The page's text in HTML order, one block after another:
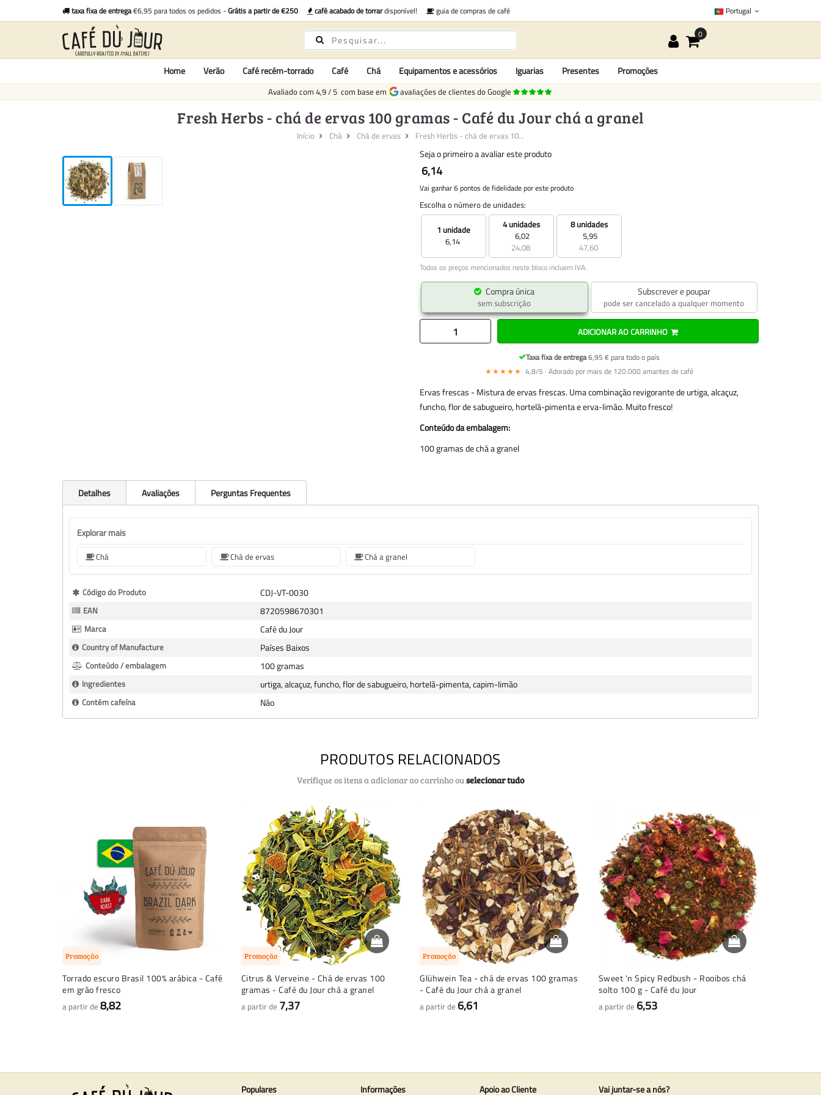
taxa fixa de entrega€6,95 para todos os pedidos -Grátis a partir de €250 café acabado de torrardisponível! guia de compras de café Portugal
Home Verão Café recém-torrado Café Chá Equipamentos e acessórios Iguarias Presentes Promoções
Avaliado com 4,9/5 com base em avaliações de clientes do Google
Fresh Herbs - chá de ervas 100 gramas - Café du Jour chá a granel
Início Chá Chá de ervas Fresh Herbs - chá de ervas 10...
Seja o primeiro a avaliar este produto
6,14
Vai ganhar 6 pontos de fidelidade por este produto
Escolha o número de unidades:
1 unidade
6,14
4 unidades
6,02
24,08
8 unidades
5,95
47,60
Todos os preços mencionados neste bloco incluem IVA.
Compra única
sem subscrição
Subscrever e poupar
pode ser cancelado a qualquer momento
ADICIONAR AO CARRINHO
Taxa fixa de entrega6,95 € para todo o país
★★★★★ 4,8/5 · Adorado por mais de 120.000 amantes de café
Ervas frescas - Mistura de ervas frescas. Uma combinação revigorante de urtiga, alcaçuz,
funcho, flor de sabugueiro, hortelã-pimenta e erva-limão. Muito fresco!
Conteúdo da embalagem:
100 gramas de chá a granel
Detalhes Avaliações Perguntas Frequentes
Explorar mais
Chá Chá de ervas Chá a granel
Mais
informação
Código do Produto CDJ-VT-0030
EAN 8720598670301
Marca Café du Jour
Country of Manufacture Países Baixos
Conteúdo / embalagem 100 gramas
Ingredientes urtiga, alcaçuz, funcho, flor de sabugueiro, hortelã-pimenta, capim-limão
Contém cafeína Não
PRODUTOS RELACIONADOS
Verifique os itens a adicionar ao carrinho ou selecionar tudo
Promoção
Torrado escuro Brasil 100% arábica - Café
em grão fresco
a partir de 8,82
Promoção
Citrus & Verveine - Chá de ervas 100
gramas - Café du Jour chá a granel
a partir de 7,37
Promoção
Glühwein Tea - chá de ervas 100 gramas
- Café du Jour chá a granel
a partir de 6,61
Sweet 'n Spicy Redbush - Rooibos chá
solto 100 g - Café du Jour
a partir de 6,53
Populares Informações Apoio ao Cliente Vai juntar-se a nós?